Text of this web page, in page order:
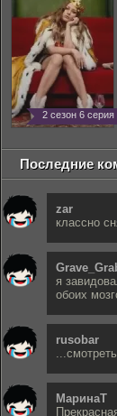
2 сезон 6 серия
Последние
zar
классно
я
обоих
rusobar
МаринаТ